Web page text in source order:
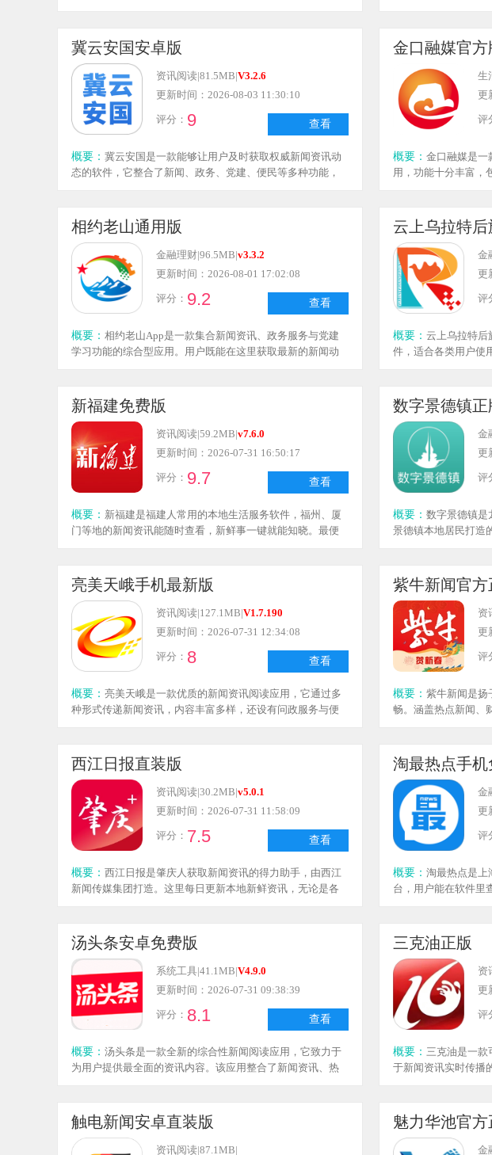
动态，看新闻更便捷、更全面；同时，软件还提供视频新闻
服务，让你能更直观生动地阅览各类新闻资讯，高效获取新
闻信息。此外，云上天心还配备了多种贴心服务，涵盖丰富
的政务与便民服务类型，助力你日常办事和信息查询更加顺
畅；感兴趣的朋友不妨来本站体验一番，满足你的个性化使
用需求！
资讯内容，涵盖时政
可一网打尽，轻松获
现，确保信息真实可
民服务，操作流程简
冀云安国安卓版
查看
资讯阅读|81.5MB|V3.2.6
更新时间：2026-08-03 11:30:10
评分： 9
概要： 冀云安国是一款能够让用户及时获取权威新闻资讯动
态的软件，它整合了新闻、政务、党建、便民等多种功能，
个性化推荐等功能，致力于打造一个集信息获取与生活服务
于一体的综合性移动应用。
金口融媒官方
生
更
评
概要： 金口融媒是一
用，功能十分丰富，
费缴纳、医保办理、
生活中的各类需求。
相约老山通用版
查看
金融理财|96.5MB|v3.3.2
更新时间：2026-08-01 17:02:08
评分： 9.2
概要： 相约老山App是一款集合新闻资讯、政务服务与党建
学习功能的综合型应用。用户既能在这里获取最新的新闻动
保大家都能第一时间了解最新资讯。
云上乌拉特后
金
更
评
概要： 云上乌拉特后
件，适合各类用户使
还能享受到便民服务
新福建免费版
查看
资讯阅读|59.2MB|v7.6.0
更新时间：2026-07-31 16:50:17
评分： 9.7
概要： 新福建是福建人常用的本地生活服务软件，福州、厦
门等地的新闻资讯能随时查看，新鲜事一键就能知晓。最便
门在外也能轻松了解家乡动态。想要掌握福建各类大小事，
下载这款软件就对了。
数字景德镇正
金
更
评
概要： 数字景德镇是
景德镇本地居民打造
一时间推送给用户，
亮美天峨手机最新版
查看
资讯阅读|127.1MB|V1.7.190
更新时间：2026-07-31 12:34:08
评分： 8
概要： 亮美天峨是一款优质的新闻资讯阅读应用，它通过多
种形式传递新闻资讯，内容丰富多样，还设有问政服务与便
的等功能分区，能帮助用户迅速定位所需服务。
紫牛新闻官方
资
更
评
概要： 紫牛新闻是扬
畅。涵盖热点新闻、
不仅能浏览新闻，还
到志同道合的朋友。
西江日报直装版
查看
资讯阅读|30.2MB|v5.0.1
更新时间：2026-07-31 11:58:09
评分： 7.5
概要： 西江日报是肇庆人获取新闻资讯的得力助手，由西江
新闻传媒集团打造。这里每日更新本地新鲜资讯，无论是各
点话题时，你还能和其他网友交流讨论，互动氛围十分有
趣。若想全面了解肇庆的大小事，选择它准没错，不仅更新
及时，内容也十分丰富。
淘最热点手机
金
更
评
概要： 淘最热点是上
台，用户能在软件里
闻、专题、图览、政
汤头条安卓免费版
查看
系统工具|41.1MB|V4.9.0
更新时间：2026-07-31 09:38:39
评分： 8.1
概要： 汤头条是一款全新的综合性新闻阅读应用，它致力于
为用户提供最全面的资讯内容。该应用整合了新闻资讯、热
头条都能满足需求。凭借独特的算法和个性化推荐系统，汤
头条能为每位用户带来量身定制的新闻体验。
三克油正版
资
更
评
概要： 三克油是一款
于新闻资讯实时传播
件，能够满足用户对
触电新闻安卓直装版
资讯阅读|87.1MB|
魅力华池官方
金